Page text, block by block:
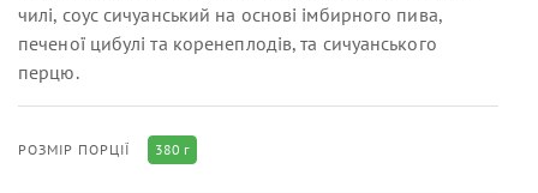
чилі, соус сичуанський на основі імбирного пива,
печеної цибулі та коренеплодів, та сичуанського
перцю.
РОЗМІР ПОРЦІЇ 380 г